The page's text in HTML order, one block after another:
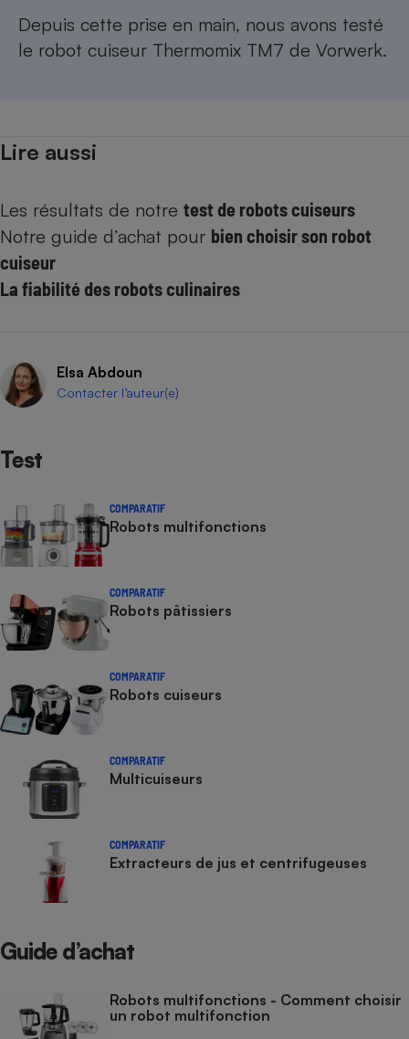
Depuis cette prise en main, nous avons testé
le robot cuiseur Thermomix TM7 de Vorwerk.
Lire aussi
Les résultats de notre test de robots cuiseurs
Notre guide d’achat pour bien choisir son robot
cuiseur
La fiabilité des robots culinaires
Elsa Abdoun
Contacter l’auteur(e)
Test
COMPARATIF
Robots multifonctions
COMPARATIF
Robots pâtissiers
COMPARATIF
Robots cuiseurs
COMPARATIF
Multicuiseurs
COMPARATIF
Extracteurs de jus et centrifugeuses
Guide d’achat
Robots multifonctions - Comment choisir
un robot multifonction
Climatiseur -
Antivirus